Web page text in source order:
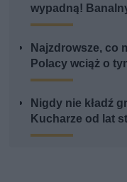
wypadną!
Najzdrowsze, co
Polacy wciąż o
Nigdy nie kładź
Kucharze od lat